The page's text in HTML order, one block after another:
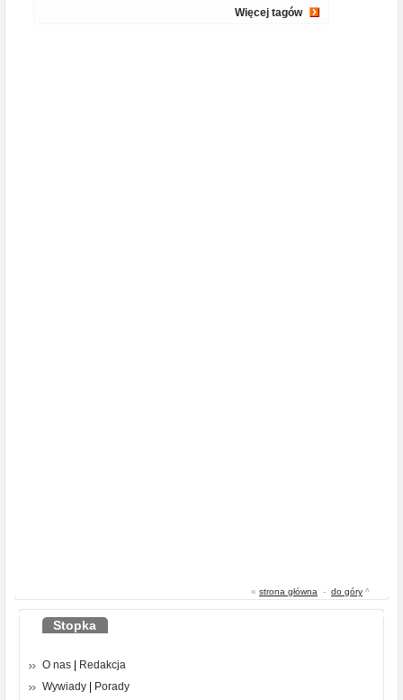
Więcej tagów
« strona główna - do góry ^
Stopka
O nas
Redakcja
Wywiady
Porady